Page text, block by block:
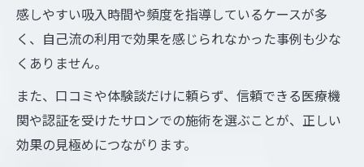
感しやすい吸入時間や頻度を指導しているケースが多
く、自己流の利用で効果を感じられなかった事例も少な
くありません。
また、口コミや体験談だけに頼らず、信頼できる医療機
関や認証を受けたサロンでの施術を選ぶことが、正しい
効果の見極めにつながります。